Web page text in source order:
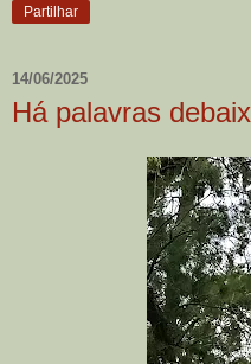
Partilhar
14/06/2025
Há palavras